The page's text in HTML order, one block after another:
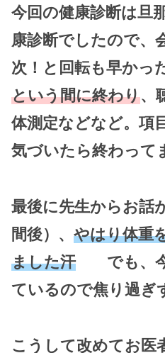
今回の健康診断は旦
康診断でしたので、
次！と回転も早かっ
という間に終わり、
体測定などなど。項
気づいたら終わって
最後に先生からお話
間後）、 やはり体重
ました汗でも、今
ているので焦り過ぎ
こうして改めてお医